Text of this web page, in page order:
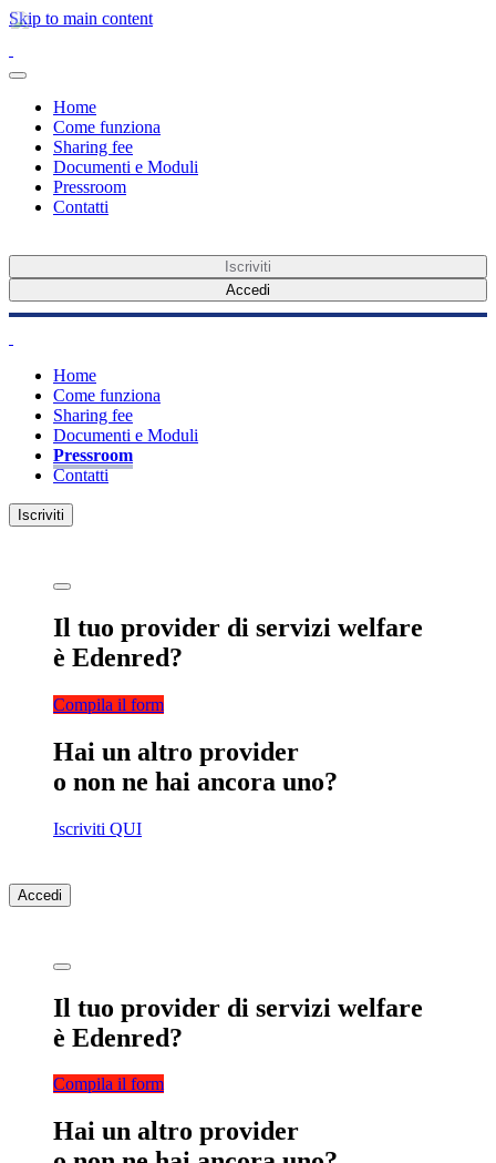
Skip to main content
Home
Come funziona
Sharing fee
Documenti e Moduli
Pressroom
Contatti
Iscriviti
Accedi
Home
Come funziona
Sharing fee
Documenti e Moduli
Pressroom
Contatti
Iscriviti
Il tuo provider di servizi welfare
è Edenred?
Compila il form
Hai un altro provider
o non ne hai ancora uno?
Iscriviti QUI
Accedi
Il tuo provider di servizi welfare
è Edenred?
Compila il form
Hai un altro provider